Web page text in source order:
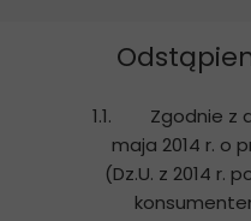
1.1. Zgodnie z
maja 2014 r. o
(Dz.U. z 2014 r.